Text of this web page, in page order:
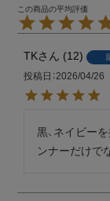
TK 12
投稿日 2026/04/26
黒、ネイビー
ンナーだけで